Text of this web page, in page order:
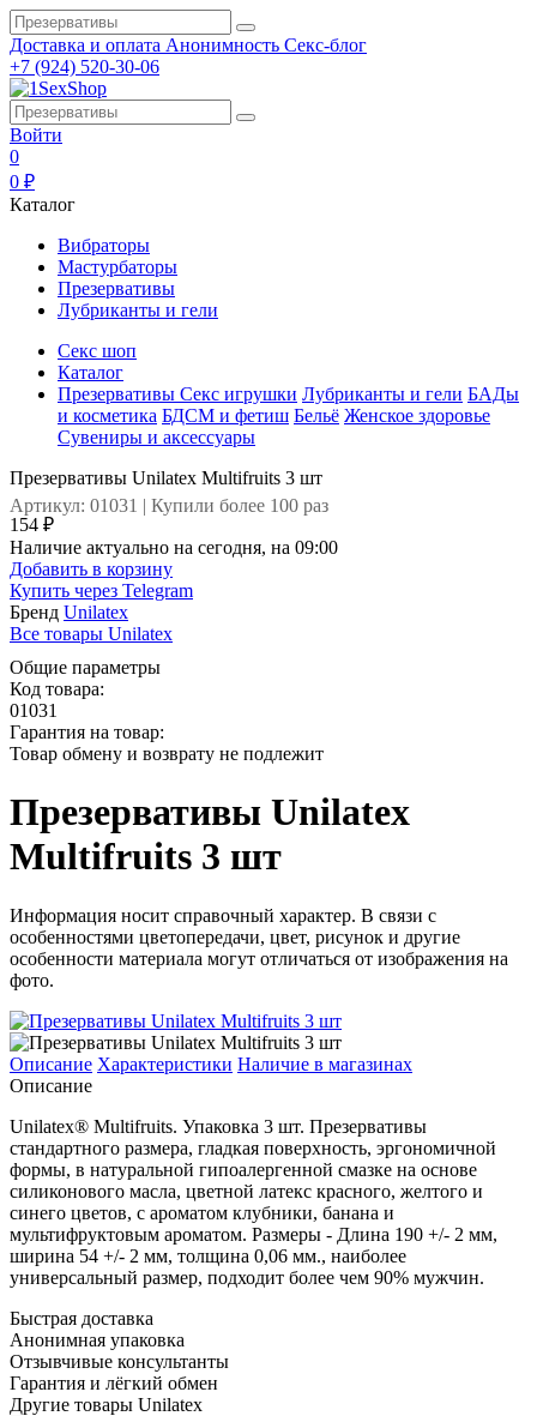
Доставка и оплата Анонимность Секс-блог
+7 (924) 520-30-06
Войти
0
0 ₽
Каталог
Вибраторы
Мастурбаторы
Презервативы
Лубриканты и гели
Секс шоп
Каталог
Презервативы Секс игрушки Лубриканты и гели БАДы
и косметика БДСМ и фетиш Бельё Женское здоровье
Сувениры и аксессуары
Презервативы Unilatex Multifruits 3 шт
Артикул: 01031 | Купили более 100 раз
154 ₽
Наличие актуально на сегодня, на 09:00
Добавить в корзину
Купить через Telegram
Бренд Unilatex
Все товары Unilatex
Общие параметры
Код товара:
01031
Гарантия на товар:
Товар обмену и возврату не подлежит
Презервативы Unilatex
Multifruits 3 шт
Информация носит справочный характер. В связи с
особенностями цветопередачи, цвет, рисунок и другие
особенности материала могут отличаться от изображения на
фото.
Описание Характеристики Наличие в магазинах
Описание
Unilatex® Multifruits. Упаковка 3 шт. Презервативы
стандартного размера, гладкая поверхность, эргономичной
формы, в натуральной гипоалергенной смазке на основе
силиконового масла, цветной латекс красного, желтого и
синего цветов, с ароматом клубники, банана и
мультифруктовым ароматом. Размеры - Длина 190 +/- 2 мм,
ширина 54 +/- 2 мм, толщина 0,06 мм., наиболее
универсальный размер, подходит более чем 90% мужчин.
Быстрая доставка
Анонимная упаковка
Отзывчивые консультанты
Гарантия и лёгкий обмен
Другие товары Unilatex